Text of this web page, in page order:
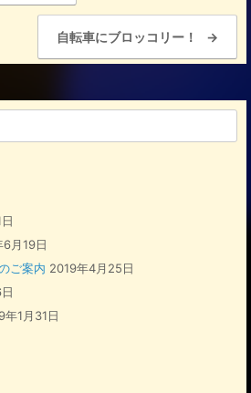
自転車にブロッコリー！ →
月19日
ご案内 2019年4月25日
年1月31日